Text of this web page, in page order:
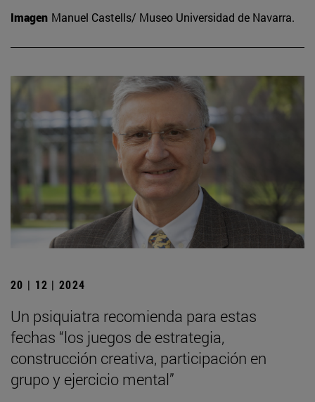
Imagen Manuel Castells/ Museo Universidad de Navarra.
20 | 12 | 2024
Un psiquiatra recomienda para estas
fechas “los juegos de estrategia,
construcción creativa, participación en
grupo y ejercicio mental”